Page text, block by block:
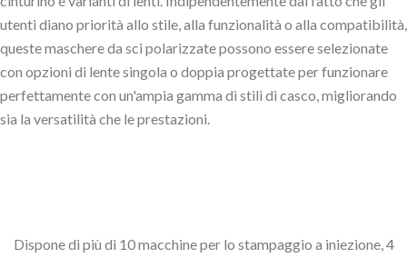
utenti diano priorità allo stile, alla funzionalità o alla compatibilità,
queste maschere da sci polarizzate possono essere selezionate
con opzioni di lente singola o doppia progettate per funzionare
perfettamente con un'ampia gamma di stili di casco, migliorando
sia la versatilità che le prestazioni.
Dispone di più di 10 macchine per lo stampaggio a iniezione, 4